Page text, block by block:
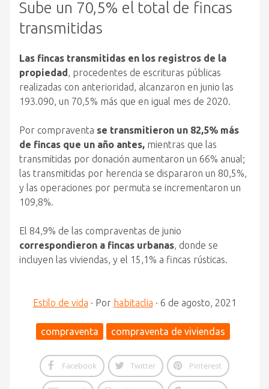
Sube un 70,5% el total de fincas
transmitidas
Las fincas transmitidas en los registros de la
propiedad , procedentes de escrituras públicas
realizadas con anterioridad, alcanzaron en junio las
193.090, un 70,5% más que en igual mes de 2020.
Por compraventa se transmitieron un 82,5% más
de fincas que un año antes, mientras que las
transmitidas por donación aumentaron un 66% anual;
las transmitidas por herencia se dispararon un 80,5%,
y las operaciones por permuta se incrementaron un
109,8%.
El 84,9% de las compraventas de junio
correspondieron a fincas urbanas, donde se
incluyen las viviendas, y el 15,1% a fincas rústicas.
Estilo de vida · Por habitaclia · 6 de agosto, 2021
compraventa compraventa de viviendas
Facebook Twitter Pinterest